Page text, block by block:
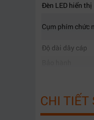
Đèn LED hiển thị
Cụm phím chức
Độ dài dây cáp
CHI TIẾT